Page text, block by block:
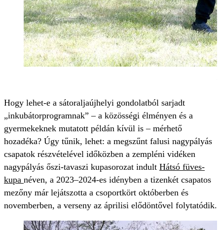
Hogy lehet-e a sátoraljaújhelyi gondolatból sarjadt
„inkubátorprogramnak” – a közösségi élményen és a
gyermekeknek mutatott példán kívül is – mérhető
hozadéka? Úgy tűnik, lehet: a megszűnt falusi nagypályás
csapatok részvételével időközben a zempléni vidéken
nagypályás őszi-tavaszi kupasorozat indult Hátsó füves-
kupa néven, a 2023–2024-es idényben a tizenkét csapatos
mezőny már lejátszotta a csoportkört októberben és
novemberben, a verseny az áprilisi elődöntővel folytatódik.